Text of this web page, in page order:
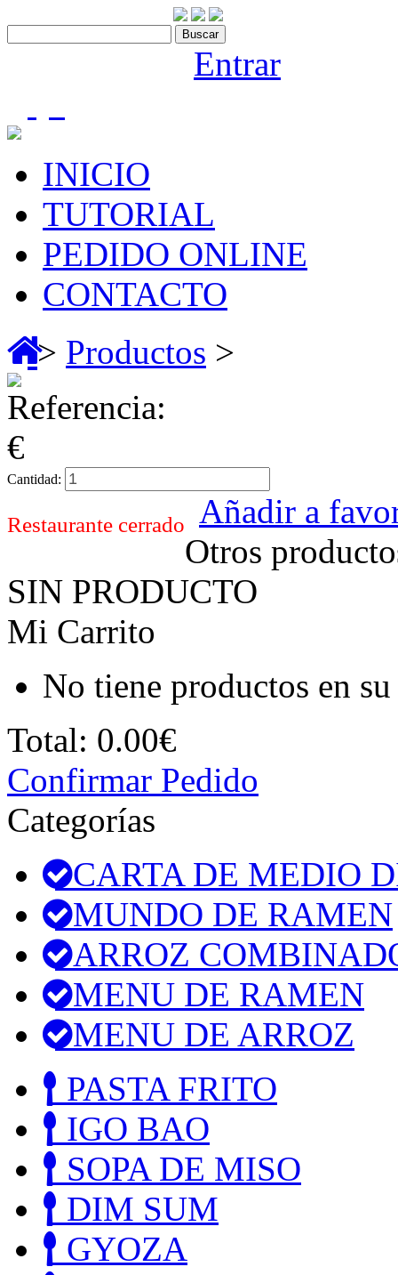
Entrar
INICIO
TUTORIAL
PEDIDO ONLINE
CONTACTO
> Productos >
Referencia:
€
Cantidad:
Restaurante cerrado
Añadir a
Otros
SIN PRODUCTO
Mi Carrito
No tiene productos en
Total: 0.00€
Confirmar Pedido
Categorías
CARTA DE MEDIO
MUNDO DE RAMEN
ARROZ
MENU DE RAMEN
MENU DE ARROZ
PASTA FRITO
IGO BAO
SOPA DE MISO
DIM SUM
GYOZA